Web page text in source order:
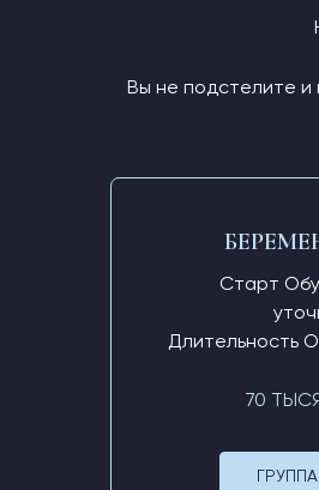
Вы не подстелите и
Старт
Длительность
70